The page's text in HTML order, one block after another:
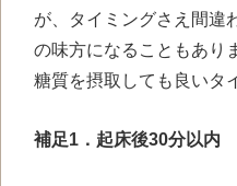
が、タイミングさえ間違
の味方になることもあり
糖質を摂取しても良いタ
補足1． 起床後30分以内